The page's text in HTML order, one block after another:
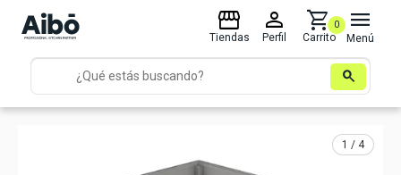
search
storefront
Tiendas
person
Perfil
shopping_cart
Carrito
0 menu
Menú
1 / 4